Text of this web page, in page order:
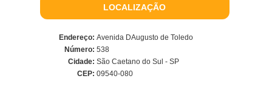
LOCALIZAÇÃO
Endereço: Avenida DAugusto de Toledo
Número: 538
Cidade: São Caetano do Sul - SP
CEP: 09540-080